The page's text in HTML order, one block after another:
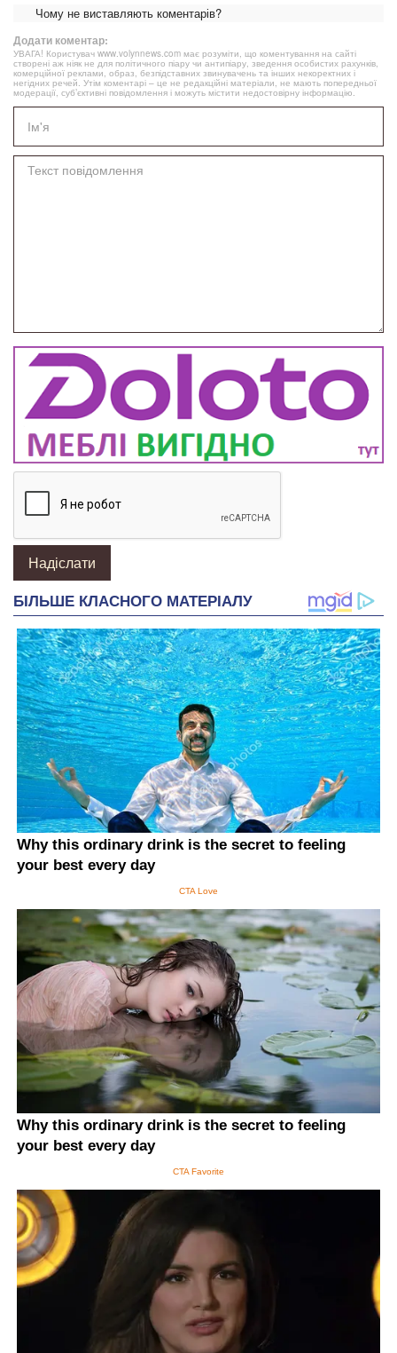
Чому не виставляють коментарів?
Додати коментар:
УВАГА! Користувач www.volynnews.com має розуміти, що коментування на сайті
створені аж ніяк не для політичного піару чи антипіару, зведення особистих рахунків,
комерційної реклами, образ, безпідставних звинувачень та інших некоректних і
негідних речей. Утім коментарі – це не редакційні матеріали, не мають попередньої
модерації, суб’єктивні повідомлення і можуть містити недостовірну інформацію.